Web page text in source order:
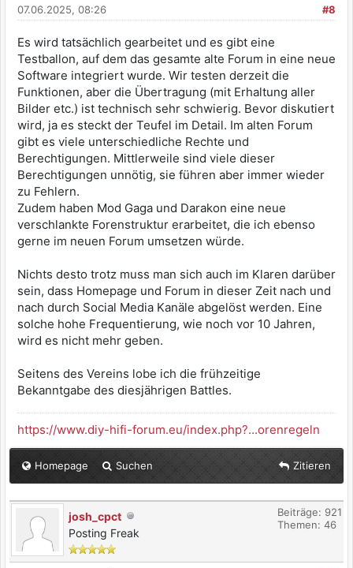
#8
07.06.2025, 08:26
Es wird tatsächlich gearbeitet und es gibt eine
Testballon, auf dem das gesamte alte Forum in eine neue
Software integriert wurde. Wir testen derzeit die
Funktionen, aber die Übertragung (mit Erhaltung aller
Bilder etc.) ist technisch sehr schwierig. Bevor diskutiert
wird, ja es steckt der Teufel im Detail. Im alten Forum
gibt es viele unterschiedliche Rechte und
Berechtigungen. Mittlerweile sind viele dieser
Berechtigungen unnötig, sie führen aber immer wieder
zu Fehlern.
Zudem haben Mod Gaga und Darakon eine neue
verschlankte Forenstruktur erarbeitet, die ich ebenso
gerne im neuen Forum umsetzen würde.
Nichts desto trotz muss man sich auch im Klaren darüber
sein, dass Homepage und Forum in dieser Zeit nach und
nach durch Social Media Kanäle abgelöst werden. Eine
solche hohe Frequentierung, wie noch vor 10 Jahren,
wird es nicht mehr geben.
Seitens des Vereins lobe ich die frühzeitige
Bekanntgabe des diesjährigen Battles.
https://www.diy-hifi-forum.eu/index.php?...orenregeln
Homepage Suchen Zitieren
josh_cpct
Posting Freak
Beiträge: 921
Themen: 46